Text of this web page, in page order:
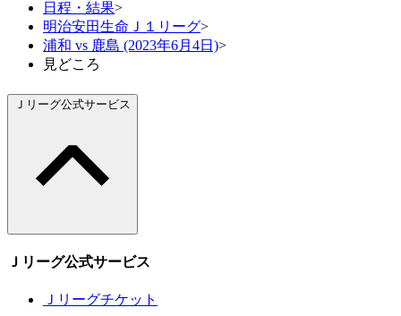
日程・結果>
明治安田生命Ｊ１リーグ>
浦和 vs 鹿島 (2023年6月4日)>
見どころ
Ｊリーグ公式サービス
Ｊリーグ公式サービス
Ｊリーグチケット